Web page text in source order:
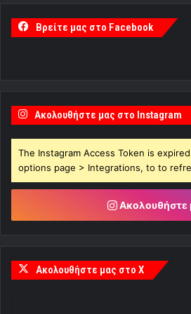
Βρείτε μας στο Facebook
Ακολουθήστε μας στο Instagram
The Instagram Access Token is
options page > Integrations, to to
Ακολουθήστε
Ακολουθήστε μας στο X